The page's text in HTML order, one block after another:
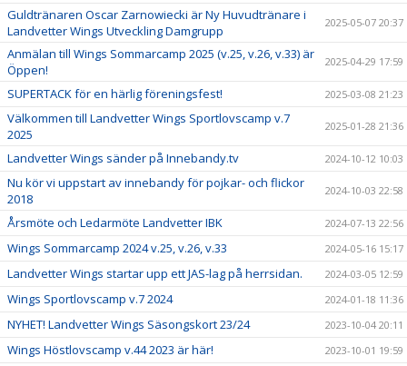
Guldtränaren Oscar Zarnowiecki är Ny Huvudtränare i
Landvetter Wings Utveckling Damgrupp
2025-05-07 20:37
Anmälan till Wings Sommarcamp 2025 (v.25, v.26, v.33) är
Öppen!
2025-04-29 17:59
SUPERTACK för en härlig föreningsfest! 2025-03-08 21:23
Välkommen till Landvetter Wings Sportlovscamp v.7
2025
2025-01-28 21:36
Landvetter Wings sänder på Innebandy.tv 2024-10-12 10:03
Nu kör vi uppstart av innebandy för pojkar- och flickor
2018
2024-10-03 22:58
Årsmöte och Ledarmöte Landvetter IBK 2024-07-13 22:56
Wings Sommarcamp 2024 v.25, v.26, v.33 2024-05-16 15:17
Landvetter Wings startar upp ett JAS-lag på herrsidan. 2024-03-05 12:59
Wings Sportlovscamp v.7 2024 2024-01-18 11:36
NYHET! Landvetter Wings Säsongskort 23/24 2023-10-04 20:11
Wings Höstlovscamp v.44 2023 är här! 2023-10-01 19:59